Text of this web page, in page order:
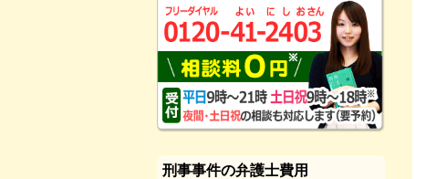
刑事事件の弁護士費用